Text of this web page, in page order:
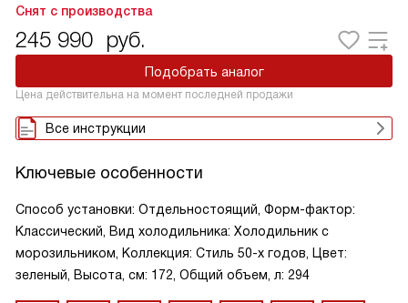
Снят с производства
245 990 руб.
Подобрать аналог
Цена действительна на момент последней продажи
Все инструкции
Ключевые особенности
Способ установки: Отдельностоящий, Форм-фактор:
Классический, Вид холодильника: Холодильник с
морозильником, Коллекция: Стиль 50-х годов, Цвет:
зеленый, Высота, см: 172, Общий объем, л: 294